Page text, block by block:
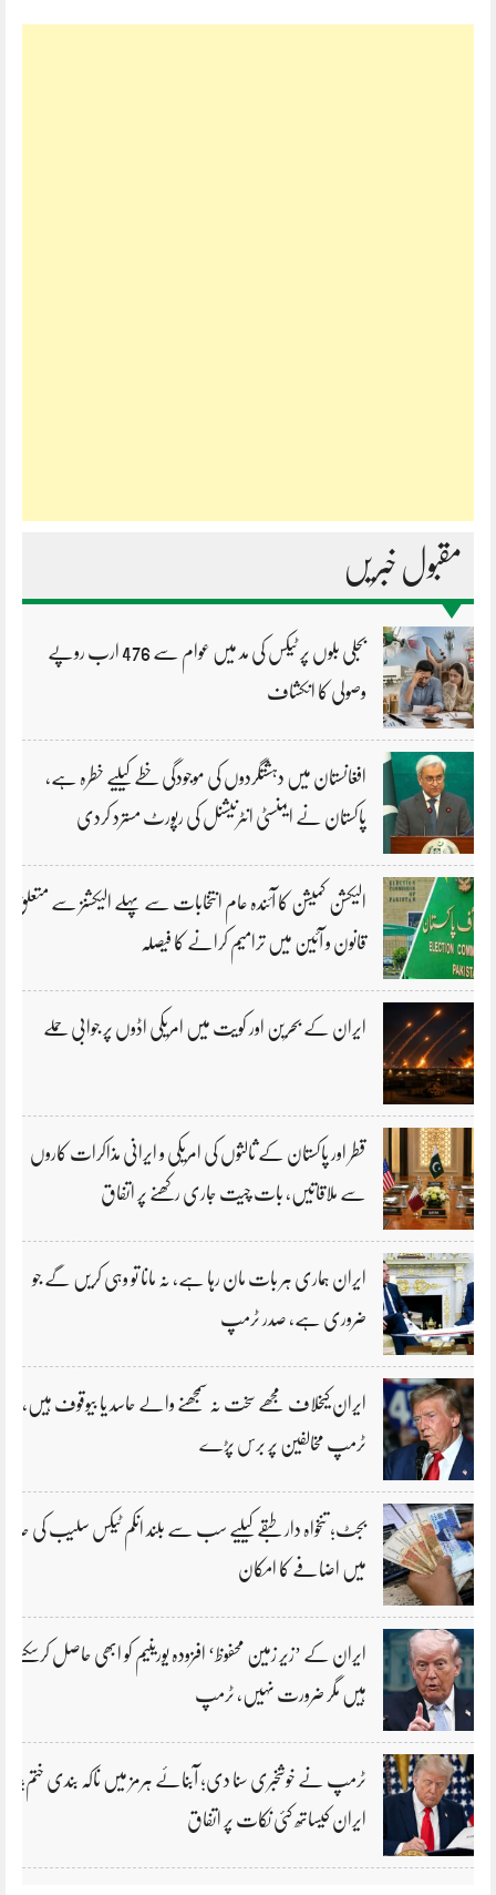
مقبول خبریں
بجلی بلوں پر ٹیکس کی مد میں عوام سے 476 ارب روپے
وصولی کا انکشاف
افغانستان میں دہشتگردوں کی موجودگی خطے کیلیے خطرہ ہے،
پاکستان نے ایمنسٹی انٹرنیشنل کی رپورٹ مسترد کردی
الیکشن کمیشن کا آئندہ عام انتخابات سے پہلے الیکشنز سے متعلق
قانون و آئین میں ترامیم کرانے کا فیصلہ
ایران کے بحرین اور کویت میں امریکی اڈوں پر جوابی حملے
قطر اور پاکستان کے ثالثوں کی امریکی و ایرانی مذاکرات کاروں
سے ملاقاتیں، بات چیت جاری رکھنے پر اتفاق
ایران ہماری ہر بات مان رہا ہے، نہ مانا تو وہی کریں گے جو
ضروری ہے، صدر ٹرمپ
ایران کیخلاف مجھے سخت نہ سمجھنے والے حاسد یا بیوقوف ہیں،
ٹرمپ مخالفین پر برس پڑے
بجٹ؛ تنخواہ دار طبقے کیلیے سب سے بلند انکم ٹیکس سلیب کی حد
میں اضافے کا امکان
ایران کے ’زیر زمین محفوظ‘ افزودہ یورینیم کو ابھی حاصل کرسکتے
ہیں مگر ضرورت نہیں، ٹرمپ
ٹرمپ نے خوشخبری سنا دی؛ آبنائے ہرمز میں ناکہ بندی ختم؛
ایران کیساتھ کئی نکات پر اتفاق